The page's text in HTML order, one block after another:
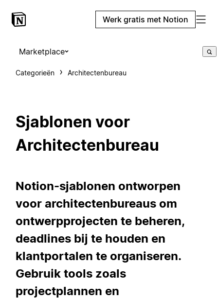
Werk gratis met Notion
Marketplace
Categorieën Architectenbureau
Sjablonen voor
Architectenbureau
Notion-sjablonen ontworpen
voor architectenbureaus om
ontwerpprojecten te beheren,
deadlines bij te houden en
klantportalen te organiseren.
Gebruik tools zoals
projectplannen en